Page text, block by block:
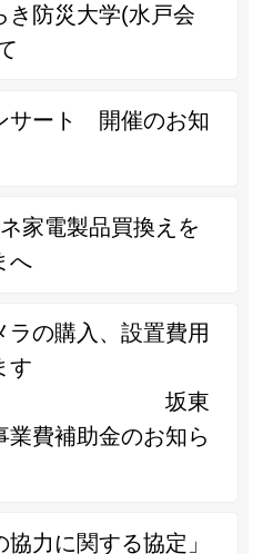
き防災大学(水戸会
サート 開催のお知
家電製品買換えを
へ
ラの購入、設置費用
す
東
業費補助金のお知ら
協力に関する協定」